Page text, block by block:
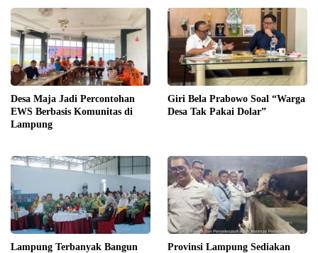
Desa Maja Jadi Percontohan
EWS Berbasis Komunitas di
Lampung
Giri Bela Prabowo Soal “Warga
Desa Tak Pakai Dolar”
Lampung Terbanyak Bangun Provinsi Lampung Sediakan